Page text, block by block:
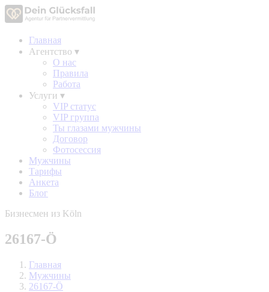
Главная
Агентство ▾
О нас
Правила
Работа
Услуги ▾
VIP статус
VIP группа
Ты глазами мужчины
Договор
Фотосессия
Мужчины
Тарифы
Анкета
Блог
Бизнесмен из Köln
26167-Ö
Главная
Мужчины
26167-Ö